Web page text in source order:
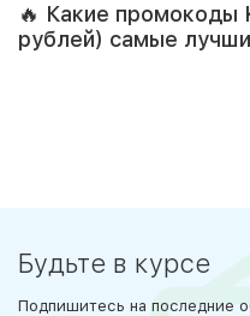
🔥 Какие промокоды
рублей) самые
Будьте в курсе
Подпишитесь на последние